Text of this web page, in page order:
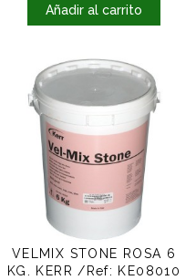
Añadir al carrito
VELMIX STONE ROSA 6
KG. KERR /Ref: KE08010